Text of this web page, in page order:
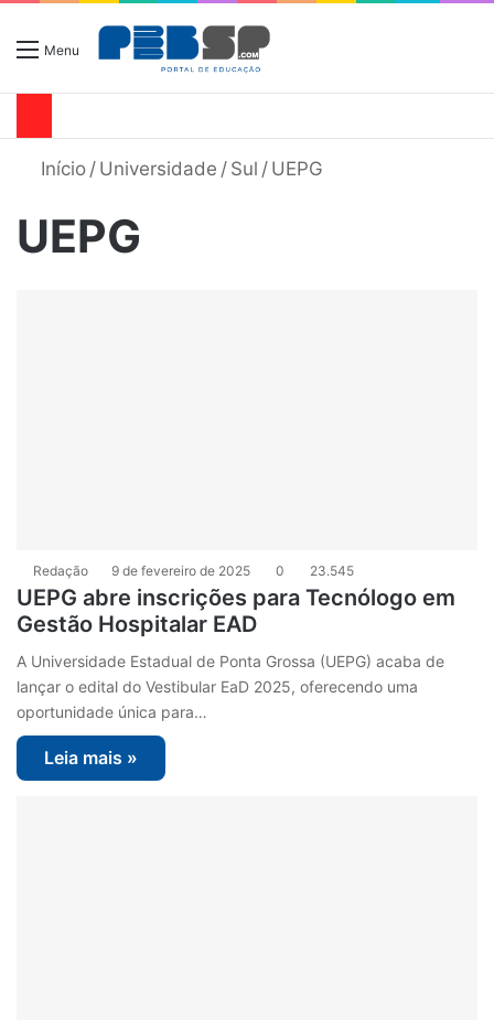
Menu
Início / Universidade / Sul / UEPG
UEPG
Redação 9 de fevereiro de 2025 0 23.545
UEPG abre inscrições para Tecnólogo em
Gestão Hospitalar EAD
A Universidade Estadual de Ponta Grossa (UEPG) acaba de
lançar o edital do Vestibular EaD 2025, oferecendo uma
oportunidade única para…
Leia mais »